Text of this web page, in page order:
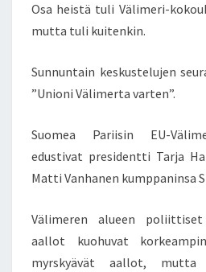
A
Y
R
O
O
A
L
A
Osa heistä tuli Välimeri-
mutta tuli kuitenkin.
Sunnuntain keskustelujen
”Unioni Välimerta varten”.
Suomea Pariisin EU-
edustivat presidentti Tarja
Matti Vanhanen kumppaninsa
Välimeren alueen
aallot kuohuvat
myrskyävät aallot, mutta